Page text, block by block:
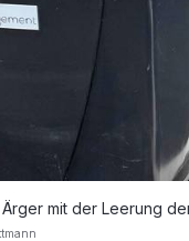
mit der Leerung